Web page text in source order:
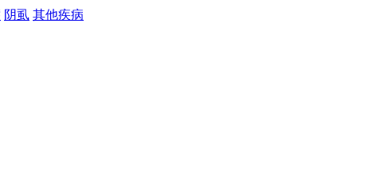
阴虱 其他疾病